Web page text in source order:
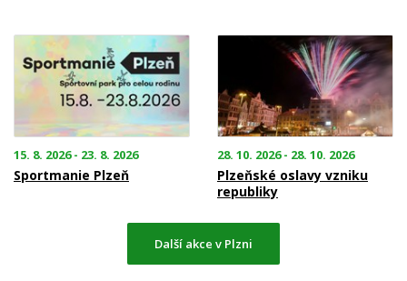
15. 8. 2026 - 23. 8. 2026
Sportmanie Plzeň
28. 10. 2026 - 28. 10. 2026
Plzeňské oslavy vzniku
republiky
Další akce v Plzni